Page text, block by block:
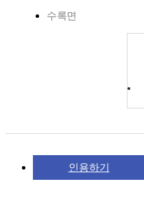
수록면
인용하기